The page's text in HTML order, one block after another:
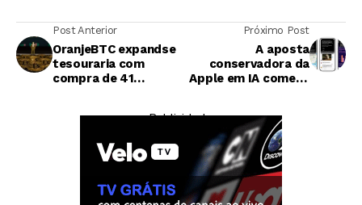
Post Anterior
OranjeBTC expandse
tesouraria com
compra de 41
Próximo Post
A aposta
conservadora da
Apple em IA começa
promissores
— Publicidade —